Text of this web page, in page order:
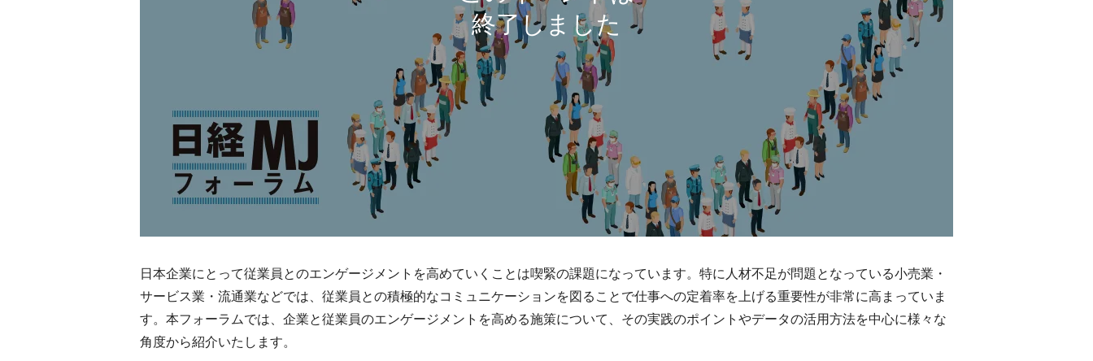
日本企業にとって従業員とのエンゲージメントを高めていくことは喫緊の課題になっています。特に人材不足が問題となっている小売業・
サービス業・流通業などでは、従業員との積極的なコミュニケーションを図ることで仕事への定着率を上げる重要性が非常に高まっていま
す。本フォーラムでは、企業と従業員のエンゲージメントを高める施策について、その実践のポイントやデータの活用方法を中心に様々な
角度から紹介いたします。